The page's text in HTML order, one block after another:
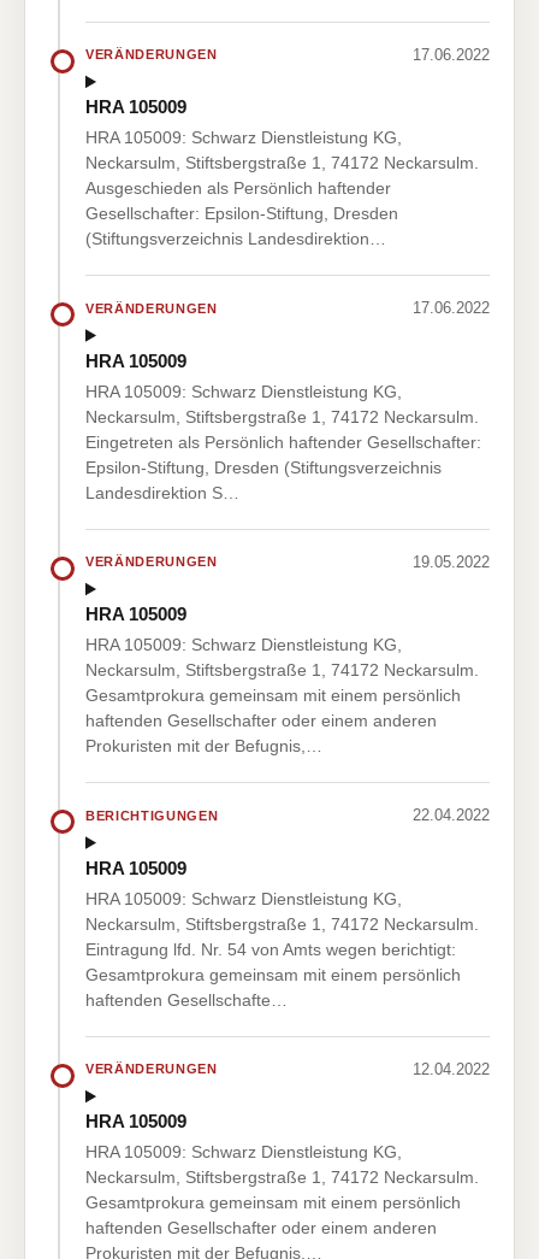
VERÄNDERUNGEN 17.06.2022
HRA 105009
HRA 105009: Schwarz Dienstleistung KG,
Neckarsulm, Stiftsbergstraße 1, 74172 Neckarsulm.
Ausgeschieden als Persönlich haftender
Gesellschafter: Epsilon-Stiftung, Dresden
(Stiftungsverzeichnis Landesdirektion…
VERÄNDERUNGEN 17.06.2022
HRA 105009
HRA 105009: Schwarz Dienstleistung KG,
Neckarsulm, Stiftsbergstraße 1, 74172 Neckarsulm.
Eingetreten als Persönlich haftender Gesellschafter:
Epsilon-Stiftung, Dresden (Stiftungsverzeichnis
Landesdirektion S…
VERÄNDERUNGEN 19.05.2022
HRA 105009
HRA 105009: Schwarz Dienstleistung KG,
Neckarsulm, Stiftsbergstraße 1, 74172 Neckarsulm.
Gesamtprokura gemeinsam mit einem persönlich
haftenden Gesellschafter oder einem anderen
Prokuristen mit der Befugnis,…
BERICHTIGUNGEN 22.04.2022
HRA 105009
HRA 105009: Schwarz Dienstleistung KG,
Neckarsulm, Stiftsbergstraße 1, 74172 Neckarsulm.
Eintragung lfd. Nr. 54 von Amts wegen berichtigt:
Gesamtprokura gemeinsam mit einem persönlich
haftenden Gesellschafte…
VERÄNDERUNGEN 12.04.2022
HRA 105009
HRA 105009: Schwarz Dienstleistung KG,
Neckarsulm, Stiftsbergstraße 1, 74172 Neckarsulm.
Gesamtprokura gemeinsam mit einem persönlich
haftenden Gesellschafter oder einem anderen
Prokuristen mit der Befugnis,…